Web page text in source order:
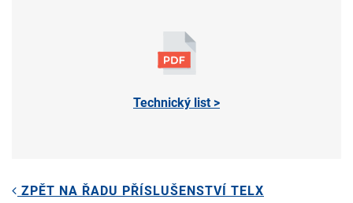
Technický list >
ZPĚT NA ŘADU PŘÍSLUŠENSTVÍ TELX